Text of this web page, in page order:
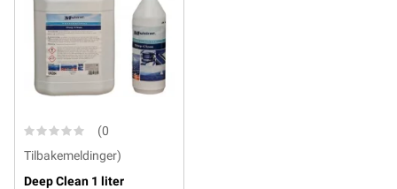
(0
Tilbakemeldinger)
Deep Clean 1 liter